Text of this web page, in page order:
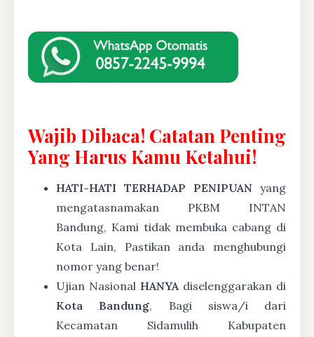
Wajib Dibaca! Catatan Penting
Yang Harus Kamu Ketahui!
HATI-HATI TERHADAP PENIPUAN yang
mengatasnamakan PKBM INTAN
Bandung, Kami tidak membuka cabang di
Kota Lain, Pastikan anda menghubungi
nomor yang benar!
Ujian Nasional HANYA diselenggarakan di
Kota Bandung, Bagi siswa/i dari
Kecamatan Sidamulih Kabupaten